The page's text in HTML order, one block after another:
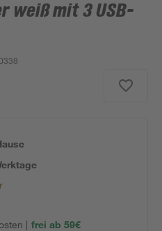
weiß mit 3 USB-
| frei ab 59€